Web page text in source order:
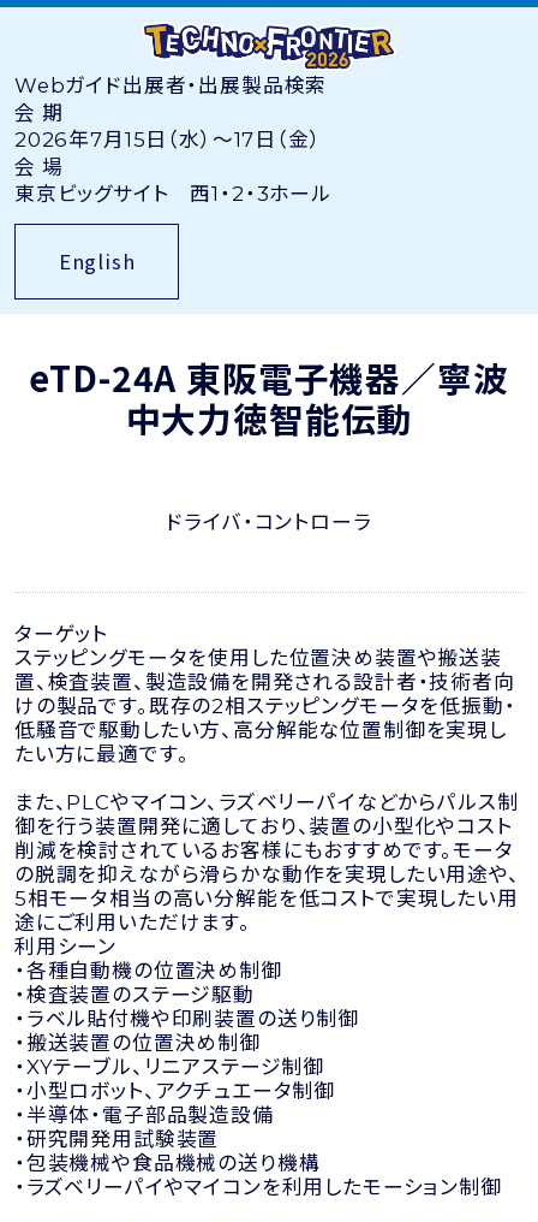
Webガイド出展者・出展製品検索
会 期
2026年7月15日（水）〜17日（金）
会 場
東京ビッグサイト 西1・2・3ホール
English
eTD-24A 東阪電子機器／寧波
中大力徳智能伝動
ドライバ・コントローラ
ターゲット
ステッピングモータを使用した位置決め装置や搬送装
置、検査装置、製造設備を開発される設計者・技術者向
けの製品です。既存の2相ステッピングモータを低振動・
低騒音で駆動したい方、高分解能な位置制御を実現し
たい方に最適です。
また、PLCやマイコン、ラズベリーパイなどからパルス制
御を行う装置開発に適しており、装置の小型化やコスト
削減を検討されているお客様にもおすすめです。モータ
の脱調を抑えながら滑らかな動作を実現したい用途や、
5相モータ相当の高い分解能を低コストで実現したい用
途にご利用いただけます。
利用シーン
・各種自動機の位置決め制御
・検査装置のステージ駆動
・ラベル貼付機や印刷装置の送り制御
・搬送装置の位置決め制御
・XYテーブル、リニアステージ制御
・小型ロボット、アクチュエータ制御
・半導体・電子部品製造設備
・研究開発用試験装置
・包装機械や食品機械の送り機構
・ラズベリーパイやマイコンを利用したモーション制御